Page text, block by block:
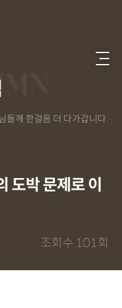
들께 한걸음 더 다가갑니다.
도박 문제로 이
조회수 101회